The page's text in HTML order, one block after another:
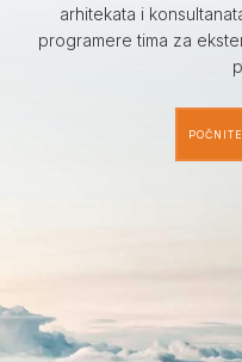
arhitekata i
programere tima za
POČNITE